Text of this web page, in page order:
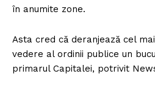
în anumite zone.
Asta cred că deranjează cel
vedere al ordinii publice un
primarul Capitalei, potrivit